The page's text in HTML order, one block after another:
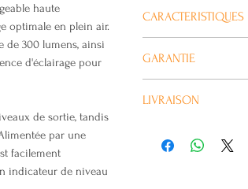
haute
optimale en plein air.
de 300 lumens, ainsi
d'éclairage pour
de sortie, tandis
par une
facilement
indicateur de niveau
CARACTERISTIQUES
Utilise 16 LED
La lumière
la lumière rouge
Turbo
GARANTIE
lampes et 2 ans pour
LIVRAISON